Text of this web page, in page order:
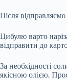
Після
Цибулю варто
відправити до
За необхідності
якісною олією.